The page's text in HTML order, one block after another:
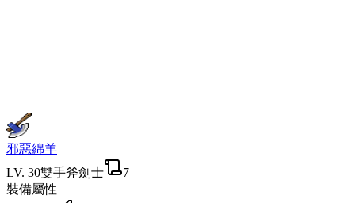
邪惡綿羊
LV. 30雙手斧劍士
7
裝備屬性